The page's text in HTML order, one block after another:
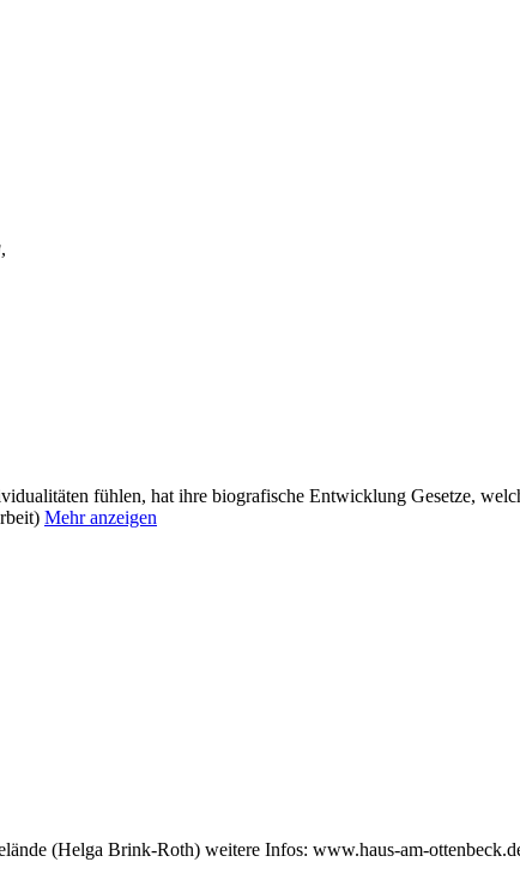
fühlen, hat ihre biografische Entwicklung Gesetze,
Mehr anzeigen
(Helga Brink-Roth) weitere Infos: www.haus-am-